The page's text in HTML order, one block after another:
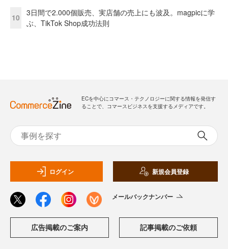
10
3日間で2.000個販売、実店舗の売上にも波及。magpicに学
ぶ、TikTok Shop成功法則
ECを中心にコマース・テクノロジーに関する情報を発信す
ることで、コマースビジネスを支援するメディアです。
ログイン 新規会員登録
メールバックナンバー
広告掲載のご案内 記事掲載のご依頼